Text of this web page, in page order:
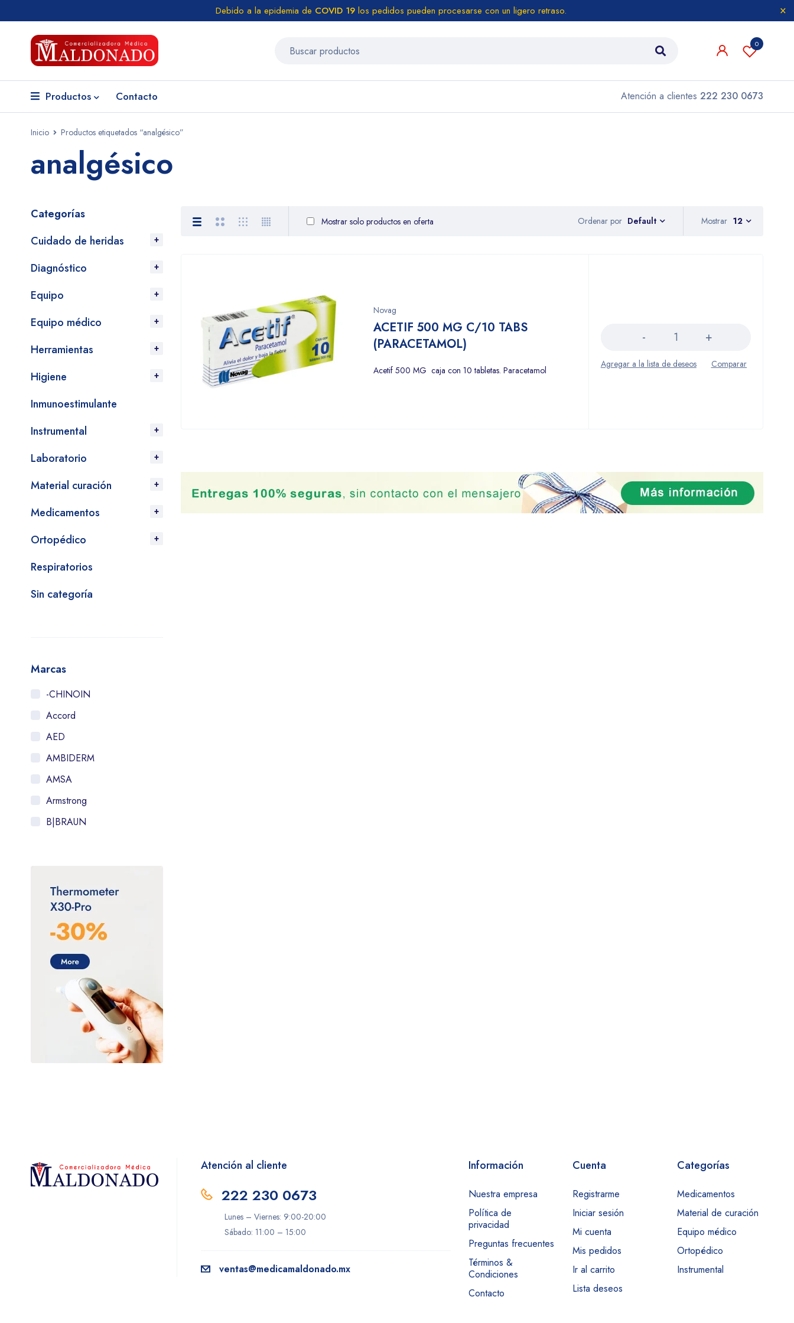
Debido a la epidemia de COVID 19 los pedidos pueden procesarse con un ligero retraso.
0
Productos Contacto Atención a clientes 222 230 0673
Inicio Productos etiquetados “analgésico”
analgésico
Categorías
Cuidado de heridas
Diagnóstico
Equipo
Equipo médico
Herramientas
Higiene
Inmunoestimulante
Instrumental
Laboratorio
Material curación
Medicamentos
Ortopédico
Respiratorios
Sin categoría
Marcas
-CHINOIN
Accord
AED
AMBIDERM
AMSA
Armstrong
B|BRAUN
Bruluagsa
Bruluart
Checkatek
CSL Behring
Dilon diagnostics
DL (Denti Lab)
Homecare
Instituto Bioclon
Ordenar por Default
Mostrar solo productos en oferta Mostrar 12
Novag
ACETIF 500 MG C/10 TABS
(PARACETAMOL)
Acetif 500 MG caja con 10 tabletas. Paracetamol
Atención al cliente
222 230 0673
Lunes – Viernes: 9:00-20:00
Sábado: 11:00 – 15:00
ventas@medicamaldonado.mx
Información
Nuestra empresa
Política de
privacidad
Preguntas frecuentes
Términos &
Condiciones
Contacto
Cuenta
Registrarme
Iniciar sesión
Mi cuenta
Mis pedidos
Ir al carrito
Lista deseos
Categorías
Medicamentos
Material de curación
Equipo médico
Ortopédico
Instrumental